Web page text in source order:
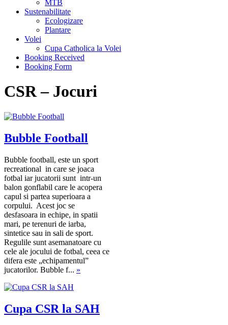
MTB
Sustenabilitate
Ecologizare
Plantare
Volei
Cupa Catholica la Volei
Booking Received
Booking Form
CSR – Jocuri
Bubble Football
Bubble football, este un sport
recreational in care se joaca
fotbal iar jucatorii sunt intr-un
balon gonflabil care le acopera
capul si partea superioara a
corpului. Acest joc se
desfasoara in echipe, in spatii
mari, pe terenuri de iarba,
sintetice sau in sali de sport.
Regulile sunt asemanatoare cu
cele ale jocului de fotbal, ceea ce
difera este „echipamentul”
jucatorilor. Bubble f... »
Cupa CSR la SAH